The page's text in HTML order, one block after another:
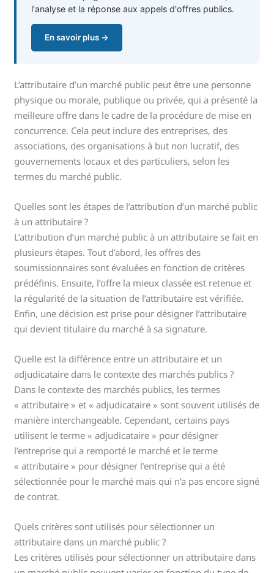
l'analyse et la réponse aux appels d'offres publics.
En savoir plus →
L’attributaire d’un marché public peut être une personne
physique ou morale, publique ou privée, qui a présenté la
meilleure offre dans le cadre de la procédure de mise en
concurrence. Cela peut inclure des entreprises, des
associations, des organisations à but non lucratif, des
gouvernements locaux et des particuliers, selon les
termes du marché public.
Quelles sont les étapes de l’attribution d’un marché public
à un attributaire ?
L’attribution d’un marché public à un attributaire se fait en
plusieurs étapes. Tout d’abord, les offres des
soumissionnaires sont évaluées en fonction de critères
prédéfinis. Ensuite, l’offre la mieux classée est retenue et
la régularité de la situation de l’attributaire est vérifiée.
Enfin, une décision est prise pour désigner l’attributaire
qui devient titulaire du marché à sa signature.
Quelle est la différence entre un attributaire et un
adjudicataire dans le contexte des marchés publics ?
Dans le contexte des marchés publics, les termes
« attributaire » et « adjudicataire » sont souvent utilisés de
manière interchangeable. Cependant, certains pays
utilisent le terme « adjudicataire » pour désigner
l’entreprise qui a remporté le marché et le terme
« attributaire » pour désigner l’entreprise qui a été
sélectionnée pour le marché mais qui n’a pas encore signé
de contrat.
Quels critères sont utilisés pour sélectionner un
attributaire dans un marché public ?
Les critères utilisés pour sélectionner un attributaire dans